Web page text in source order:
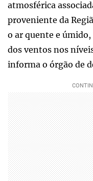
atmosférica
proveniente da
o ar quente e
dos ventos nos
informa o órgão de